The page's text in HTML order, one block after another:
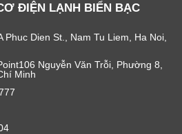
ĐIỆN LẠNH BIỂN BẠC
Phuc Dien St., Nam Tu Liem, Ha Noi,
Nguyễn Văn Trỗi, Phường 8,
Minh